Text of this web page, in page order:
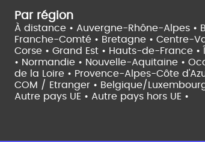
Par région
À distance • Auvergne-Rhône-Alpes •
Franche-Comté • Bretagne • Centre-
Corse • Grand Est • Hauts-de-France •
• Normandie • Nouvelle-Aquitaine •
de la Loire • Provence-Alpes-Côte
COM / Etranger • Belgique/
Autre pays UE • Autre pays hors UE •